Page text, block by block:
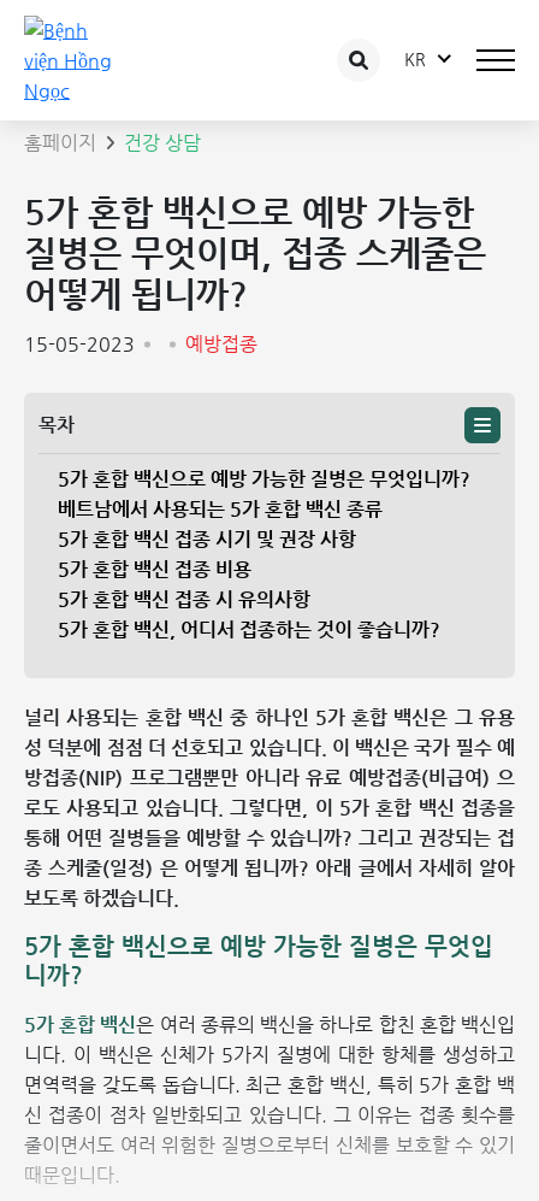
KR
상담 글 상세보기
홈페이지 건강 상담
5가 혼합 백신으로 예방 가능한
질병은 무엇이며, 접종 스케줄은
어떻게 됩니까?
15-05-2023 예방접종
목차
5가 혼합 백신으로 예방 가능한 질병은 무엇입니까?
베트남에서 사용되는 5가 혼합 백신 종류
5가 혼합 백신 접종 시기 및 권장 사항
5가 혼합 백신 접종 비용
5가 혼합 백신 접종 시 유의사항
5가 혼합 백신, 어디서 접종하는 것이 좋습니까?
널리 사용되는 혼합 백신 중 하나인 5가 혼합 백신은 그 유용
성 덕분에 점점 더 선호되고 있습니다. 이 백신은 국가 필수 예
방접종(NIP) 프로그램뿐만 아니라 유료 예방접종(비급여) 으
로도 사용되고 있습니다. 그렇다면, 이 5가 혼합 백신 접종을
통해 어떤 질병들을 예방할 수 있습니까? 그리고 권장되는 접
종 스케줄(일정) 은 어떻게 됩니까? 아래 글에서 자세히 알아
보도록 하겠습니다.
5가 혼합 백신으로 예방 가능한 질병은 무엇입
니까?
5가 혼합 백신은 여러 종류의 백신을 하나로 합친 혼합 백신입
니다. 이 백신은 신체가 5가지 질병에 대한 항체를 생성하고
면역력을 갖도록 돕습니다. 최근 혼합 백신, 특히 5가 혼합 백
신 접종이 점차 일반화되고 있습니다. 그 이유는 접종 횟수를
줄이면서도 여러 위험한 질병으로부터 신체를 보호할 수 있기
때문입니다.